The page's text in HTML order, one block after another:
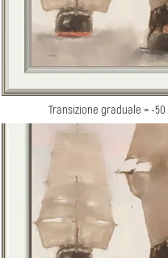
Transizione graduale = -50